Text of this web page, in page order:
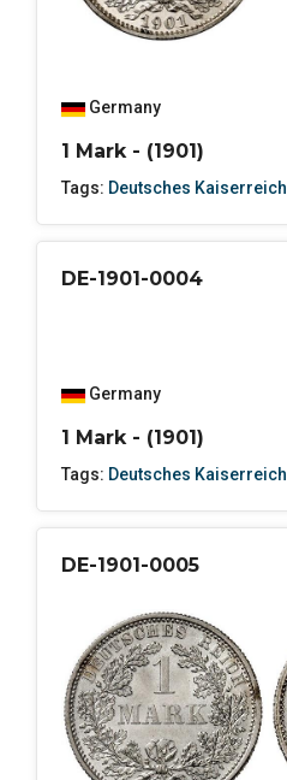
Germany
1 Mark - (1901)
Tags: Deutsches Kaiserreich
DE-1901-0004
Germany
1 Mark - (1901)
Tags: Deutsches Kaiserreich
DE-1901-0005